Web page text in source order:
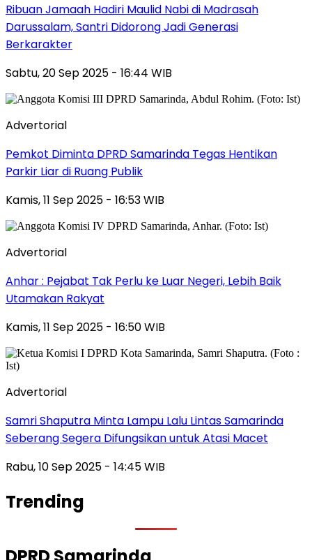
Ribuan Jamaah Hadiri Maulid Nabi di Madrasah
Darussalam, Santri Didorong Jadi Generasi
Berkarakter
Sabtu, 20 Sep 2025 - 16:44 WIB
Advertorial
Pemkot Diminta DPRD Samarinda Tegas Hentikan
Parkir Liar di Ruang Publik
Kamis, 11 Sep 2025 - 16:53 WIB
Advertorial
Anhar : Pejabat Tak Perlu ke Luar Negeri, Lebih Baik
Utamakan Rakyat
Kamis, 11 Sep 2025 - 16:50 WIB
Advertorial
Samri Shaputra Minta Lampu Lalu Lintas Samarinda
Seberang Segera Difungsikan untuk Atasi Macet
Rabu, 10 Sep 2025 - 14:45 WIB
Trending